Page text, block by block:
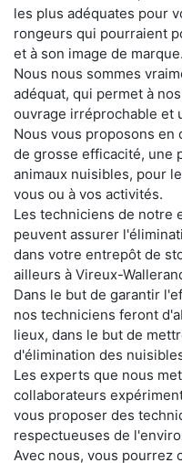
les plus adéquates pour
rongeurs qui pourraient
et à son image de marque.
Nous nous sommes
adéquat, qui permet à
ouvrage irréprochable et
Nous vous proposons
de grosse efficacité, une
animaux nuisibles, pour
vous ou à vos activités.
Les techniciens de notre
peuvent assurer
dans votre entrepôt de
ailleurs à Vireux-
Dans le but de garantir
nos techniciens feront
lieux, dans le but de
d'élimination des
Les experts que nous
collaborateurs
vous proposer des
respectueuses de
Avec nous, vous pourrez